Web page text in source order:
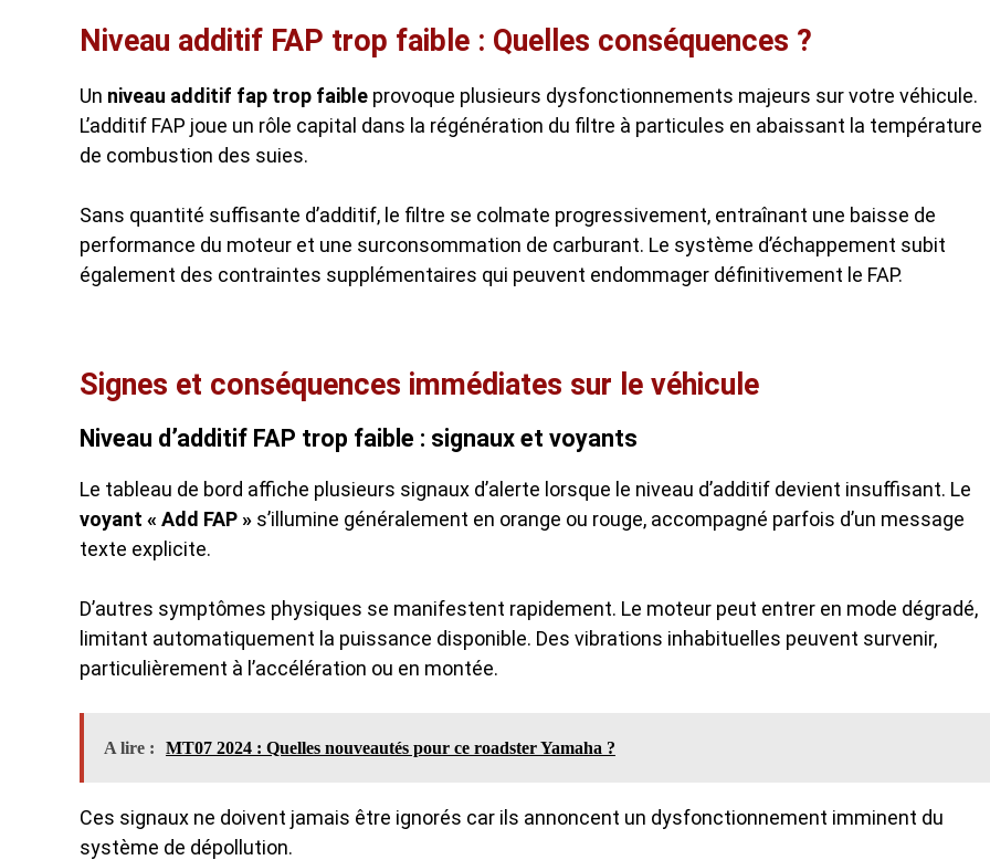
Niveau additif FAP trop faible : Quelles conséquences ?
Un niveau additif fap trop faible provoque plusieurs dysfonctionnements majeurs sur votre véhicule.
L’additif FAP joue un rôle capital dans la régénération du filtre à particules en abaissant la température
de combustion des suies.
Sans quantité suffisante d’additif, le filtre se colmate progressivement, entraînant une baisse de
performance du moteur et une surconsommation de carburant. Le système d’échappement subit
également des contraintes supplémentaires qui peuvent endommager définitivement le FAP.
Signes et conséquences immédiates sur le véhicule
Niveau d’additif FAP trop faible : signaux et voyants
Le tableau de bord affiche plusieurs signaux d’alerte lorsque le niveau d’additif devient insuffisant. Le
voyant « Add FAP » s’illumine généralement en orange ou rouge, accompagné parfois d’un message
texte explicite.
D’autres symptômes physiques se manifestent rapidement. Le moteur peut entrer en mode dégradé,
limitant automatiquement la puissance disponible. Des vibrations inhabituelles peuvent survenir,
particulièrement à l’accélération ou en montée.
A lire : MT07 2024 : Quelles nouveautés pour ce roadster Yamaha ?
Ces signaux ne doivent jamais être ignorés car ils annoncent un dysfonctionnement imminent du
système de dépollution.